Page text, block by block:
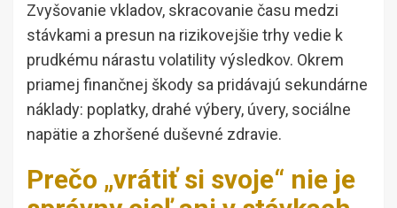
Zvyšovanie vkladov, skracovanie času medzi
stávkami a presun na rizikovejšie trhy vedie k
prudkému nárastu volatility výsledkov. Okrem
priamej finančnej škody sa pridávajú sekundárne
náklady: poplatky, drahé výbery, úvery, sociálne
napätie a zhoršené duševné zdravie.
Prečo „vrátiť si svoje“ nie je